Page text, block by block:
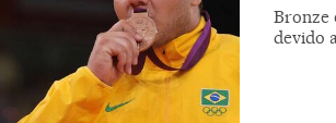
Bronze
devido